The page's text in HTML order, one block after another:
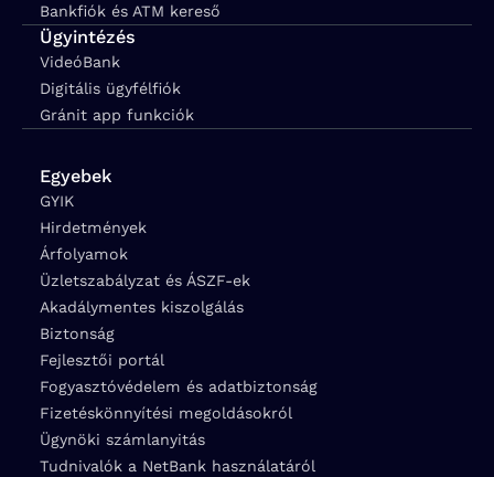
Bankfiók és ATM kereső
Ügyintézés
VideóBank
Digitális ügyfélfiók
Gránit app funkciók
Egyebek
GYIK
Hirdetmények
Árfolyamok
Üzletszabályzat és ÁSZF-ek
Akadálymentes kiszolgálás
Biztonság
Fejlesztői portál
Fogyasztóvédelem és adatbiztonság
Fizetéskönnyítési megoldásokról
Ügynöki számlanyitás
Tudnivalók a NetBank használatáról